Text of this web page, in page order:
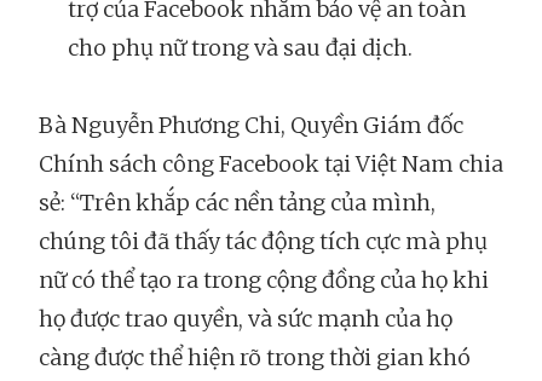
trợ của Facebook nhằm bảo vệ an toàn
cho phụ nữ trong và sau đại dịch.
Bà Nguyễn Phương Chi, Quyền Giám đốc
Chính sách công Facebook tại Việt Nam chia
sẻ: “Trên khắp các nền tảng của mình,
chúng tôi đã thấy tác động tích cực mà phụ
nữ có thể tạo ra trong cộng đồng của họ khi
họ được trao quyền, và sức mạnh của họ
càng được thể hiện rõ trong thời gian khó